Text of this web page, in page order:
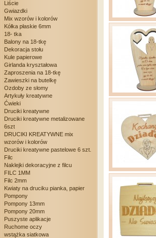
Liście
Gwiazdki
Mix wzorów i kolorów
Kółka płaskie 6mm
18- tka
Balony na 18-tkę
Dekoracja stołu
Kule papierowe
Girlanda kryształowa
Zaproszenia na 18-tkę
Zawieszki na butelkę
Ozdoby ze słomy
Artykuły kreatywne
Ćwieki
Druciki kreatywne
Druciki kreatywne metalizowane
6szt
DRUCIKI KREATYWNE mix
wzorów i kolorów
Druciki kreatywne pastelowe 6 szt.
Filc
Naklejki dekoracyjne z filcu
FILC 1MM
Filc 2mm
Kwiaty na druciku pianka, papier
Pompony
Pompony 13mm
Pompony 20mm
Puszyste aplikacje
Ruchome oczy
wstążka siatkowa